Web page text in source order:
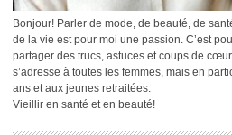
Bonjour! Parler de mode, de beauté, de
de la vie est pour moi une passion. C’est
partager des trucs, astuces et coups de
s’adresse à toutes les femmes, mais en
ans et aux jeunes retraitées.
Vieillir en santé et en beauté!